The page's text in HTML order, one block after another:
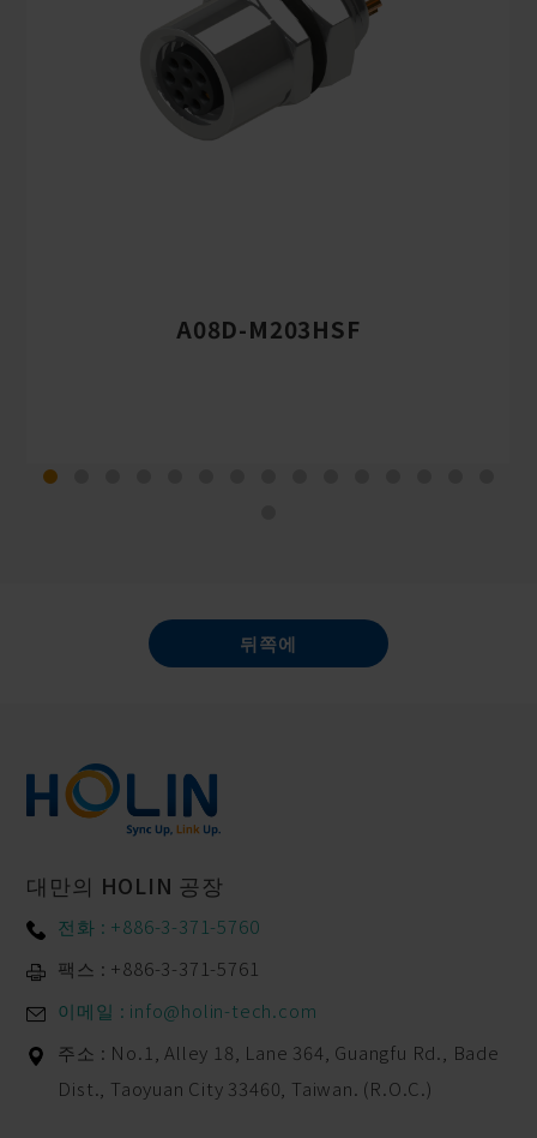
A08D-M203HSF
뒤쪽에
대만의 HOLIN 공장
전화 : +886-3-371-5760
팩스 : +886-3-371-5761
이메일 : info@holin-tech.com
주소 : No.1, Alley 18, Lane 364, Guangfu Rd.,
Bade
Dist., Taoyuan City 33460 Taiwan. (R.O.C.)